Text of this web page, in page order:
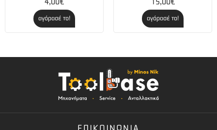
4,00€
αγόρασέ το!
15,00€
αγόρασέ το!